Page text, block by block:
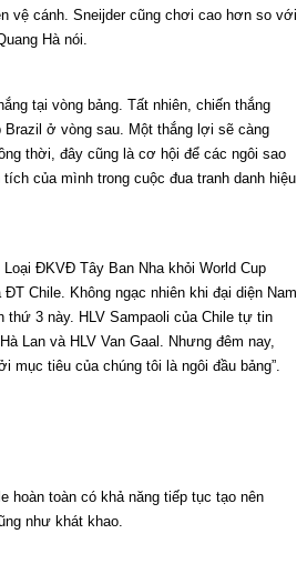
vệ cánh. Sneijder cũng chơi cao hơn so với
Hà nói.
tại vòng bảng. Tất nhiên, chiến thắng
Brazil ở vòng sau. Một thắng lợi sẽ càng
thời, đây cũng là cơ hội để các ngôi sao
của mình trong cuộc đua tranh danh hiệu
ĐKVĐ Tây Ban Nha khỏi World Cup
Chile. Không ngạc nhiên khi đại diện Nam
3 này. HLV Sampaoli của Chile tự tin
Lan và HLV Van Gaal. Nhưng đêm nay,
mục tiêu của chúng tôi là ngôi đầu bảng”.
hoàn toàn có khả năng tiếp tục tạo nên
như khát khao.